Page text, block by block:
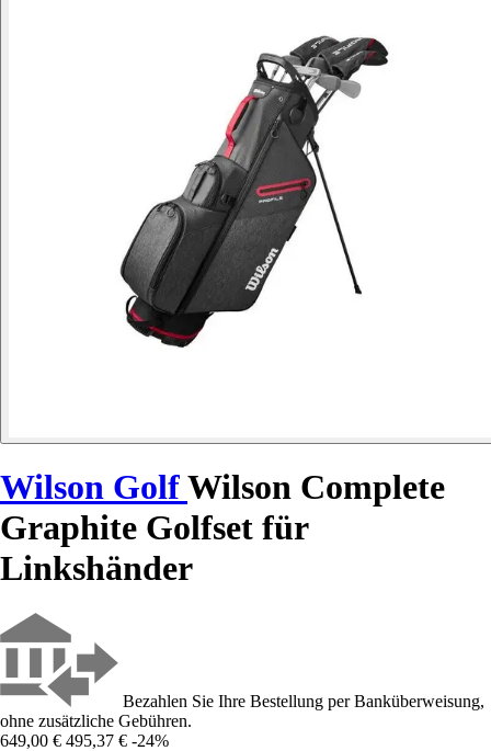
Wilson GolfWilson Complete
Graphite Golfset für
Linkshänder
Bezahlen Sie Ihre Bestellung per Banküberweisung,
ohne zusätzliche Gebühren.
649,00 € 495,37 € -24%